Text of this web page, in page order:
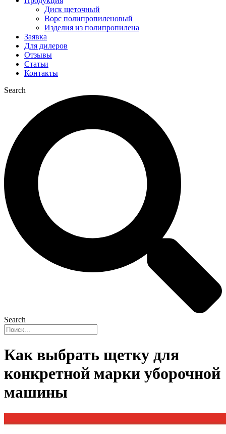
Диск щеточный
Ворс полипропиленовый
Изделия из полипропилена
Заявка
Для дилеров
Отзывы
Статьи
Контакты
Search
Search
Как выбрать щетку для
конкретной марки уборочной
машины